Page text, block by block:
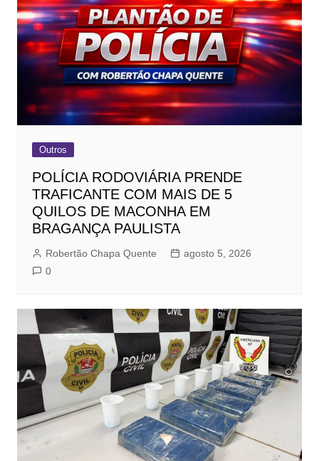
Outros
POLÍCIA RODOVIÁRIA PRENDE
TRAFICANTE COM MAIS DE 5
QUILOS DE MACONHA EM
BRAGANÇA PAULISTA
Robertão Chapa Quente
agosto 5, 2026
0